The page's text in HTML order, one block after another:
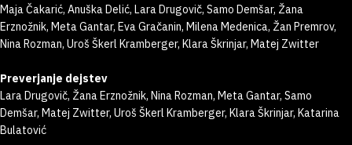
Maja Čakarić, Anuška Delić, Lara Drugovič, Samo Demšar, Žana
Erznožnik, Meta Gantar, Eva Gračanin, Milena Medenica, Žan Premrov,
Nina Rozman, Uroš Škerl Kramberger, Klara Škrinjar, Matej Zwitter
Preverjanje dejstev
Lara Drugovič, Žana Erznožnik, Nina Rozman, Meta Gantar, Samo
Demšar, Matej Zwitter, Uroš Škerl Kramberger, Klara Škrinjar, Katarina
Bulatović